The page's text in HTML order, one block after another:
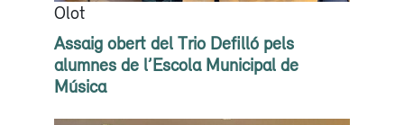
Olot
Assaig obert del Trio Defilló pels
alumnes de l’Escola Municipal de
Música